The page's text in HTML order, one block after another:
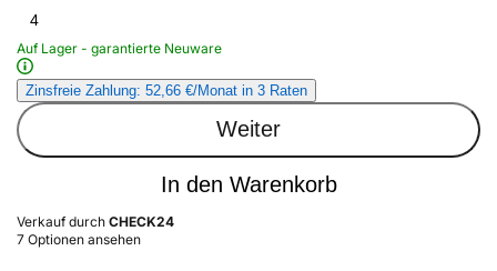
4
Auf Lager - garantierte Neuware
Zinsfreie Zahlung: 52,66 €/Monat in 3 Raten
Weiter
In den Warenkorb
Verkauf durch CHECK24
7 Optionen ansehen